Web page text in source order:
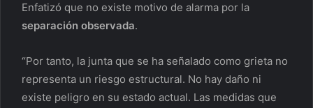
Enfatizó que no existe motivo de alarma por la
separación observada.
“Por tanto, la junta que se ha señalado como grieta no
representa un riesgo estructural. No hay daño ni
existe peligro en su estado actual. Las medidas que